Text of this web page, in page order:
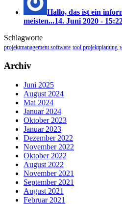
Hallo, das ist ein
meisten...14. Juni 2020 -
Schlagworte
projektmanagement software tool projektplanung
Archiv
Juni 2025
August 2024
Mai 2024
Januar 2024
Oktober 2023
Januar 2023
Dezember 2022
November 2022
Oktober 2022
August 2022
November 2021
September 2021
August 2021
Februar 2021